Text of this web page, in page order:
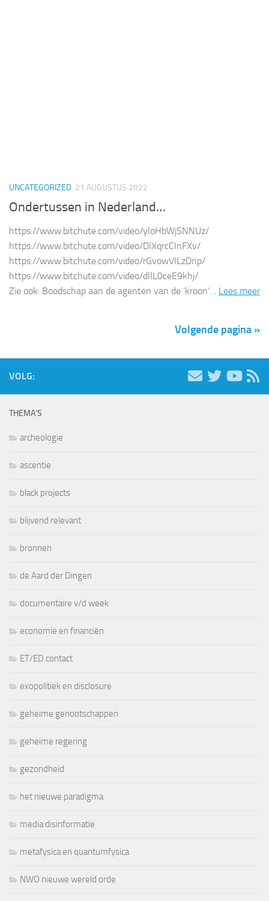
UNCATEGORIZED 21 AUGUSTUS 2022
Ondertussen in Nederland…
https://www.bitchute.com/video/yloHbWjSNNUz/
https://www.bitchute.com/video/DlXqrcCInFXv/
https://www.bitchute.com/video/rGvowVILzDnp/
https://www.bitchute.com/video/dllL0ceE9khj/
Zie ook: Boodschap aan de agenten van de ‘kroon’… Lees meer
Volgende pagina »
VOLG:
THEMA’S
archeologie
ascentie
black projects
blijvend relevant
bronnen
de Aard der Dingen
documentaire v/d week
economie en financiën
ET/ED contact
exopolitiek en disclosure
geheime genootschappen
geheime regering
gezondheid
het nieuwe paradigma
media disinformatie
metafysica en quantumfysica
NWO nieuwe wereld orde